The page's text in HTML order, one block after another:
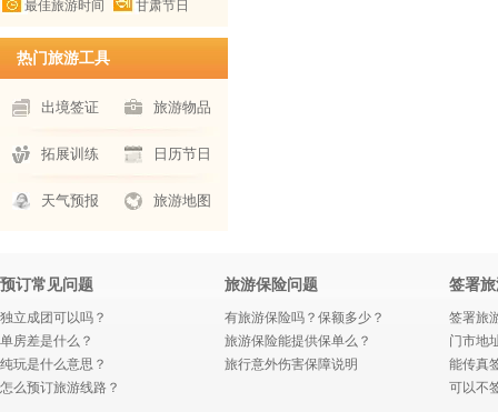
最佳旅游时间 甘肃节日
热门旅游工具
出境签证 旅游物品
拓展训练 日历节日
天气预报 旅游地图
预订常见问题
独立成团可以吗？
单房差是什么？
纯玩是什么意思？
怎么预订旅游线路？
旅游保险问题
有旅游保险吗？保额多少？
旅游保险能提供保单么？
旅行意外伤害保障说明
签署
签署旅
门市地
能传真
可以不